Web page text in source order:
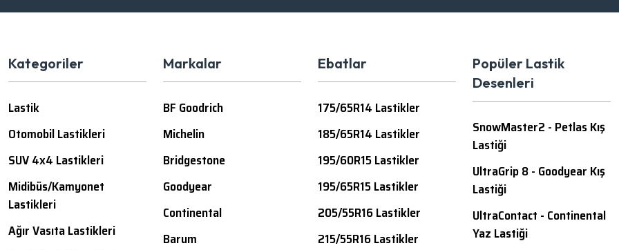
Kategoriler
Lastik
Otomobil Lastikleri
SUV 4x4 Lastikleri
Midibüs/Kamyonet
Lastikleri
Ağır Vasıta Lastikleri
Markalar
BF Goodrich
Michelin
Bridgestone
Goodyear
Continental
Barum
Ebatlar
175/65R14 Lastikler
185/65R14 Lastikler
195/60R15 Lastikler
195/65R15 Lastikler
205/55R16 Lastikler
215/55R16 Lastikler
Popüler Lastik
Desenleri
SnowMaster2 - Petlas Kış
Lastiği
UltraGrip 8 - Goodyear Kış
Lastiği
UltraContact - Continental
Yaz Lastiği